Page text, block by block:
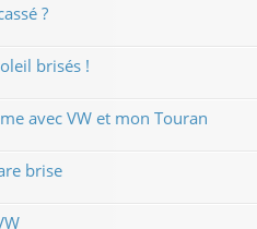
?
brisés !
avec VW et mon Touran
brise